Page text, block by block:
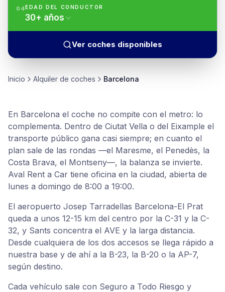
04EDAD DEL CONDUCTOR
30+ años
Ver coches disponibles
Inicio Alquiler de coches Barcelona
En Barcelona el coche no compite con el metro: lo
complementa. Dentro de Ciutat Vella o del Eixample el
transporte público gana casi siempre; en cuanto el
plan sale de las rondas —el Maresme, el Penedès, la
Costa Brava, el Montseny—, la balanza se invierte.
Aval Rent a Car tiene oficina en la ciudad, abierta de
lunes a domingo de 8:00 a 19:00.
El aeropuerto Josep Tarradellas Barcelona-El Prat
queda a unos 12-15 km del centro por la C-31 y la C-
32, y Sants concentra el AVE y la larga distancia.
Desde cualquiera de los dos accesos se llega rápido a
nuestra base y de ahí a la B-23, la B-20 o la AP-7,
según destino.
Cada vehículo sale con Seguro a Todo Riesgo y